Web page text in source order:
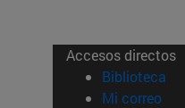
Accesos directos
Biblioteca
Mi correo